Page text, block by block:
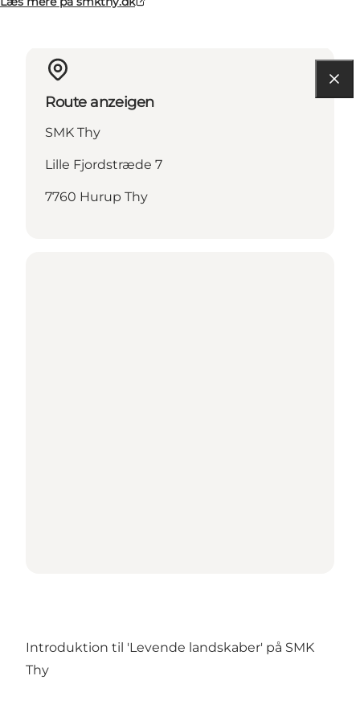
Route anzeigen
SMK Thy
Lille Fjordstræde 7
7760 Hurup Thy
Introduktion til 'Levende landskaber' på SMK
Thy